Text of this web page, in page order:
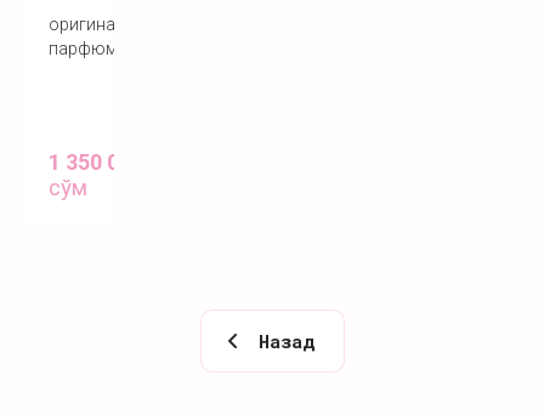
оригинальный
парфюм
1 350 000
сўм
Назад